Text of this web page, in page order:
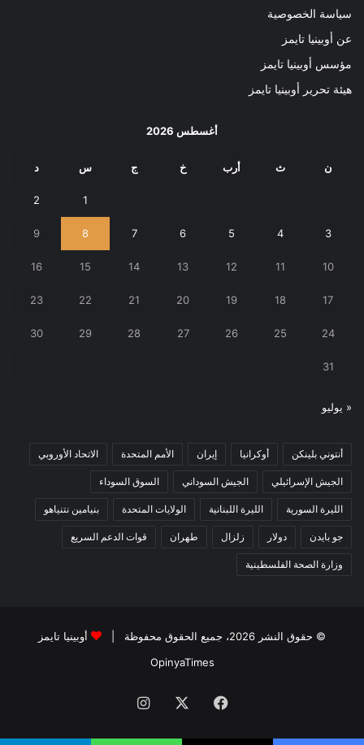
سياسة الخصوصية
عن أوبينيا تايمز
مؤسس أوبينيا تايمز
هيئة تحرير أوبينيا تايمز
أغسطس 2026
ن ث أرب خ ج س د
1
2
3
4
5
6
7
8
9
10
11
12
13
14
15
16
17
18
19
20
21
22
23
24
25
26
27
28
29
30
31
« يوليو
أنتوني بلينكن أوكرانيا إيران الأمم المتحدة الاتحاد الأوروبي
الجيش الإسرائيلي الجيش السوداني السوق السوداء
الليرة السورية الليرة اللبنانية الولايات المتحدة بنيامين نتنياهو
جو بايدن دولار زلزال طهران قوات الدعم السريع
وزارة الصحة الفلسطينية
© حقوق النشر 2026، جميع الحقوق محفوظة |
أوبينيا تايمز
OpinyaTimes
فيسبوك انستقرام